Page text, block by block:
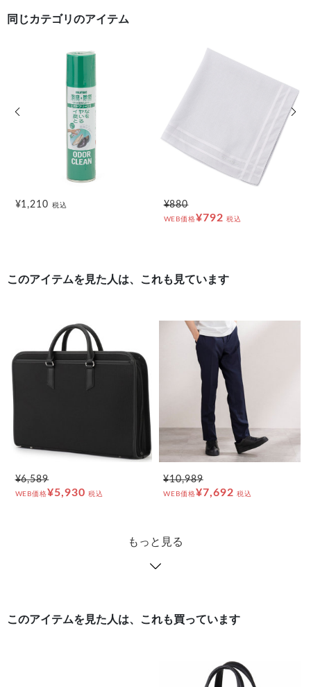
同じカテゴリのアイテム
¥1,210税込 ¥880
WEB価格¥792 税込
前の画像 次の
このアイテムを見た人は、これも見ています
¥6,589
WEB価格¥5,930 税込
¥10,989
WEB価格¥7,692 税込
もっと見る
このアイテムを見た人は、これも買っています